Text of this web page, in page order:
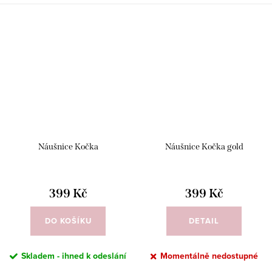
Náušnice Kočka
399 Kč
DO KOŠÍKU
Skladem - ihned k odeslání
Náušnice Kočka gold
399 Kč
DETAIL
Momentálně nedostupné